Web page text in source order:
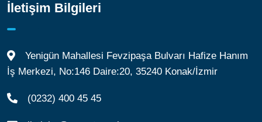
İletişim Bilgileri
Yenigün Mahallesi Fevzipaşa Bulvarı Hafize Hanım
İş Merkezi, No:146 Daire:20, 35240 Konak/İzmir
(0232) 400 45 45